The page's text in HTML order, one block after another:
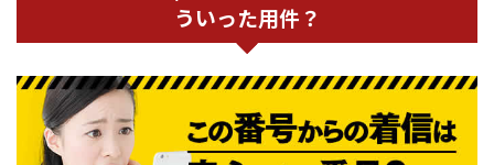
ういった用件？